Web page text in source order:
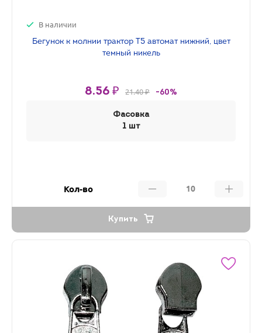
В наличии
Бегунок к молнии трактор Т5 автомат нижний, цвет
темный никель
8.56 ₽ 21.40 ₽ -60%
Фасовка
1 шт
Кол-во
Купить